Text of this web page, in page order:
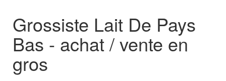
Grossiste Lait De Pays
Bas - achat / vente en
gros